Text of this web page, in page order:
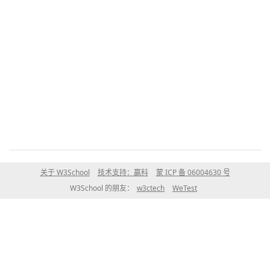
关于 W3School 技术支持：赢科
蒙 ICP 备 06004630 号
W3School 的朋友：
w3ctech WeTest